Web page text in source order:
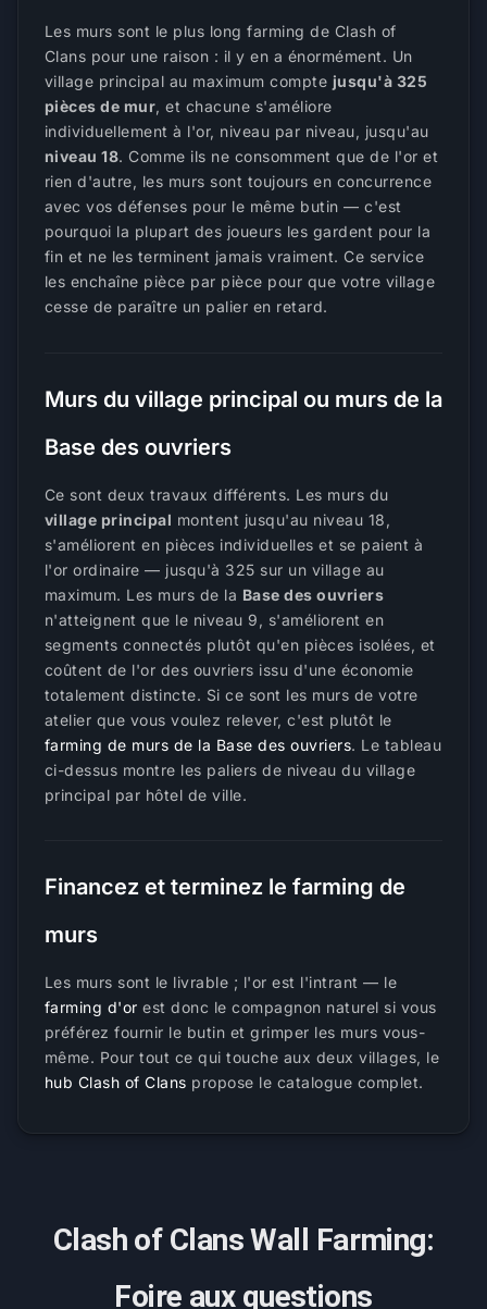
Les murs sont le plus long farming de Clash of
Clans pour une raison : il y en a énormément. Un
village principal au maximum compte jusqu'à 325
pièces de mur, et chacune s'améliore
individuellement à l'or, niveau par niveau, jusqu'au
niveau 18. Comme ils ne consomment que de l'or et
rien d'autre, les murs sont toujours en concurrence
avec vos défenses pour le même butin — c'est
pourquoi la plupart des joueurs les gardent pour la
fin et ne les terminent jamais vraiment. Ce service
les enchaîne pièce par pièce pour que votre village
cesse de paraître un palier en retard.
Murs du village principal ou murs de la
Base des ouvriers
Ce sont deux travaux différents. Les murs du
village principal montent jusqu'au niveau 18,
s'améliorent en pièces individuelles et se paient à
l'or ordinaire — jusqu'à 325 sur un village au
maximum. Les murs de la Base des ouvriers
n'atteignent que le niveau 9, s'améliorent en
segments connectés plutôt qu'en pièces isolées, et
coûtent de l'or des ouvriers issu d'une économie
totalement distincte. Si ce sont les murs de votre
atelier que vous voulez relever, c'est plutôt le
farming de murs de la Base des ouvriers. Le tableau
ci-dessus montre les paliers de niveau du village
principal par hôtel de ville.
Financez et terminez le farming de
murs
Les murs sont le livrable ; l'or est l'intrant — le
farming d'or est donc le compagnon naturel si vous
préférez fournir le butin et grimper les murs vous-
même. Pour tout ce qui touche aux deux villages, le
hub Clash of Clans propose le catalogue complet.
Clash of Clans Wall Farming:
Foire aux questions